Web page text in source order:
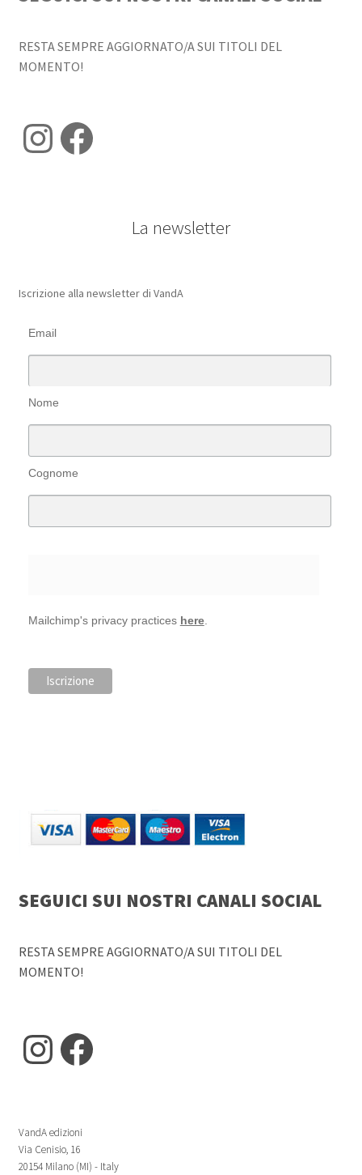
RESTA SEMPRE AGGIORNATO/A SUI TITOLI DEL
MOMENTO!
Instagram
Facebook
La newsletter
Iscrizione alla newsletter di VandA
Email
Nome
Cognome
Mailchimp's privacy practices here.
SEGUICI SUI NOSTRI CANALI SOCIAL
RESTA SEMPRE AGGIORNATO/A SUI TITOLI DEL
MOMENTO!
Instagram
Facebook
VandA edizioni
Via Cenisio, 16
20154 Milano (MI) - Italy